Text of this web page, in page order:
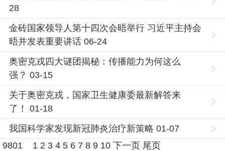
28
金砖国家领导人第十四次会晤举行 习近平主持会
晤并发表重要讲话 06-24
奥密克戎四大谜团揭秘：传播能力为何这么
强？ 03-15
关于奥密克戎，国家卫生健康委最新解答来
了！ 01-18
我国科学家发现新冠肺炎治疗新策略 01-07
9801
1 2 3 4 5 6 7 8 9 10 下一页 尾页